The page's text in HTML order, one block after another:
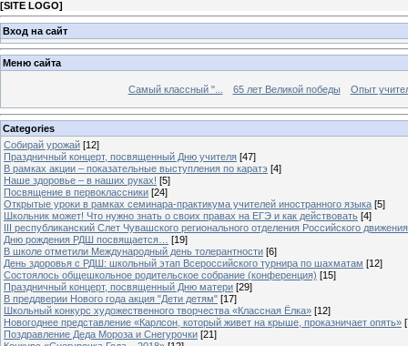
[SITE LOGO]
Вход на сайт
Меню сайта
Самый классный "... 65 лет Великой победы Опыт
Categories
Собирай урожай [12]
Праздничный концерт, посвященный Дню учителя [47]
В рамках акции – показательные выступления по каратэ [4]
Наше здоровье – в наших руках! [5]
Посвящение в первоклассники [24]
Открытые уроки в рамках семинара-практикума учителей иностранного языка [5]
Школьник может! Что нужно знать о своих правах на ЕГЭ и как действовать [4]
III республиканский Слет Чувашского регионального отделения Российского
Дню рождения РДШ посвящается…
[19]
В школе отметили Международный день толерантности [6]
День здоровья с РДШ: школьный этап Всероссийского турнира по шахматам [12]
Состоялось общешкольное родительское собрание (конференция) [15]
Праздничный концерт, посвященный Дню матери [29]
В преддверии Нового года акция "Дети детям" [17]
Школьный конкурс художественного творчества «Классная Ёлка» [12]
Новогоднее представление «Карлсон, который живет на крыше, проказничает опять»
Поздравление Деда Мороза и Снегурочки [21]